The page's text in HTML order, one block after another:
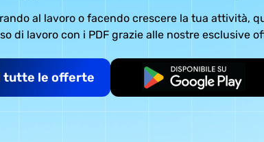
al lavoro o facendo crescere la tua attività,
di lavoro con i PDF grazie alle nostre esclusive
tutte le offerte Inizia gratis